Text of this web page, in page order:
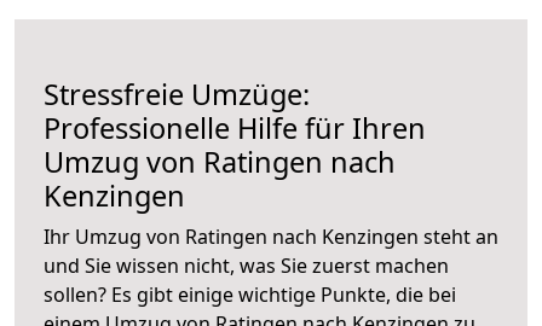
Stressfreie Umzüge:
Professionelle Hilfe für Ihren
Umzug von Ratingen nach
Kenzingen
Ihr Umzug von Ratingen nach Kenzingen steht an
und Sie wissen nicht, was Sie zuerst machen
sollen? Es gibt einige wichtige Punkte, die bei